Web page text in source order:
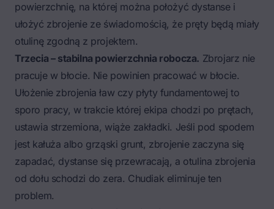
powierzchnię, na której można położyć dystanse i
ułożyć zbrojenie ze świadomością, że pręty będą miały
otulinę zgodną z projektem.
Trzecia – stabilna powierzchnia robocza. Zbrojarz nie
pracuje w błocie. Nie powinien pracować w błocie.
Ułożenie zbrojenia ław czy płyty fundamentowej to
sporo pracy, w trakcie której ekipa chodzi po prętach,
ustawia strzemiona, wiąże zakładki. Jeśli pod spodem
jest kałuża albo grząski grunt, zbrojenie zaczyna się
zapadać, dystanse się przewracają, a otulina zbrojenia
od dołu schodzi do zera. Chudiak eliminuje ten
problem.